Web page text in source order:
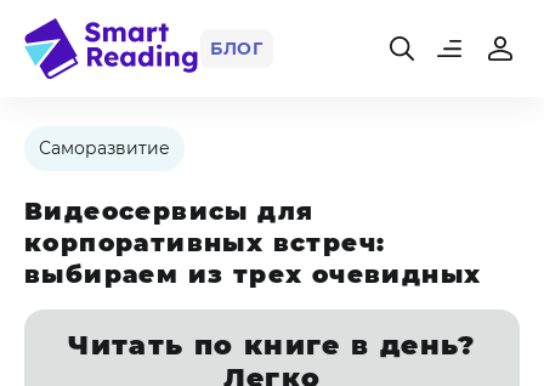
БЛОГ
Саморазвитие
Видеосервисы для
корпоративных встреч:
выбираем из трех очевидных
Читать по книге в день?
Легко